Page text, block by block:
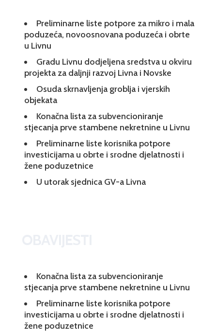
Preliminarne liste potpore za mikro i mala
poduzeća, novoosnovana poduzeća i obrte
u Livnu
Gradu Livnu dodjeljena sredstva u okviru
projekta za daljnji razvoj Livna i Novske
Osuda skrnavljenja groblja i vjerskih
objekata
Konačna lista za subvencioniranje
stjecanja prve stambene nekretnine u Livnu
Preliminarne liste korisnika potpore
investicijama u obrte i srodne djelatnosti i
žene poduzetnice
U utorak sjednica GV-a Livna
Konačna lista za subvencioniranje
stjecanja prve stambene nekretnine u Livnu
Preliminarne liste korisnika potpore
investicijama u obrte i srodne djelatnosti i
žene poduzetnice